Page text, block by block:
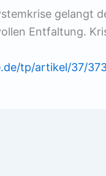
gelangt
Entfaltung.
tp/artikel/37/